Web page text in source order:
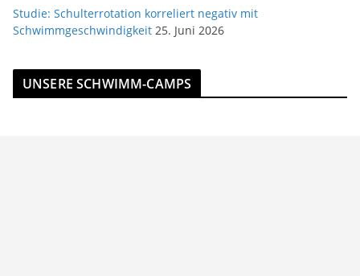
Studie: Schulterrotation korreliert negativ mit
Schwimmgeschwindigkeit 25. Juni 2026
UNSERE SCHWIMM-CAMPS